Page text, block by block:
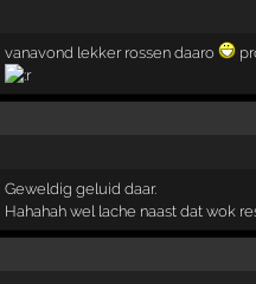
vanavond lekker rossen daaro
Geweldig geluid daar.
Hahahah wel lache naast dat wok